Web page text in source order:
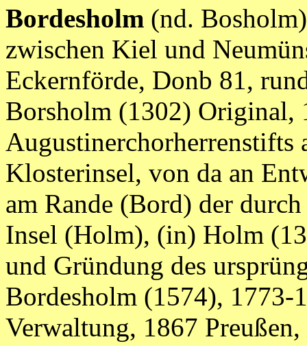
Bordesholm (nd.
zwischen Kiel und
Eckernförde, Donb 81,
Borsholm (1302) Original,
Augustinerchorherrenstifts
Klosterinsel, von da an
am Rande (Bord) der
Insel (Holm), (in) Holm
und Gründung des
Bordesholm (1574), 1773-
Verwaltung, 1867